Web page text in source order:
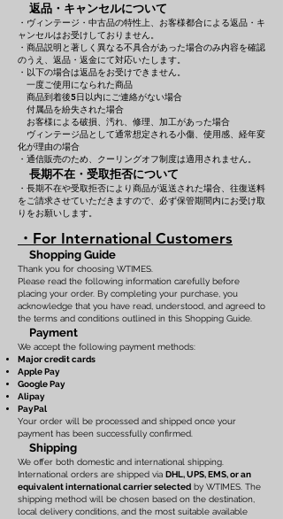
返品・キャンセルについて
・ヴィンテージ・中古品の特性上、お客様都合による返品・キ
ャンセルはお受けしておりません。
・商品説明と著しく異なる不具合があった場合のみ内容を確認
のうえ、返品・返金にて対応いたします。
・以下の場合は返品をお受けできません。
一度ご使用になられた商品
商品到着後5日以内にご連絡がない場合
付属品を紛失された場合
お客様による破損、汚れ、修理、加工があった場合
ヴィンテージ品として通常想定される小傷、使用感、経年変
化が理由の場合
・通信販売のため、クーリングオフ制度は適用されません。
長期不在・受取拒否について
・長期不在や受取拒否により商品が返送された場合、往復送料
をご請求させていただきますので、必ず保管期間内にお受け取
りをお願いします。
・For International Customers
Shopping Guide
Thank you for choosing WTIMES.
Please read the following information carefully before
placing your order. By completing your purchase, you
acknowledge that you have read, understood, and agreed to
the terms and conditions outlined in this Shopping Guide.
Payment
We accept the following payment methods:
Major credit cards
Apple Pay
Google Pay
Alipay
PayPal
Your order will be processed and shipped once your
payment has been successfully confirmed.
Shipping
We offer both domestic and international shipping.
International orders are shipped via DHL, UPS, EMS, or an
equivalent international carrier selected by WTIMES. The
shipping method will be chosen based on the destination,
local delivery conditions, and the most suitable available